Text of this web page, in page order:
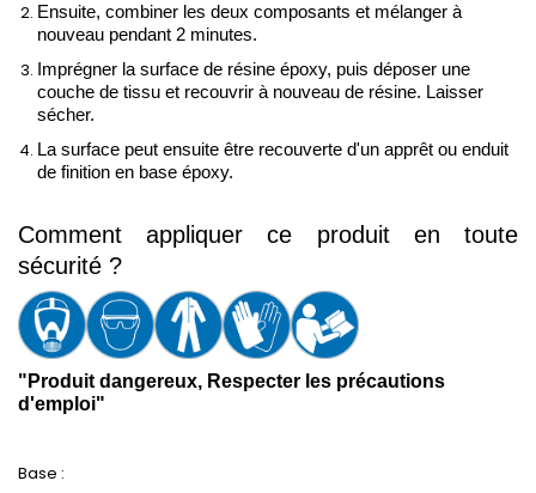
Ensuite, combiner les deux composants et mélanger à
nouveau pendant 2 minutes.
Imprégner la surface de résine époxy, puis déposer une
couche de tissu et recouvrir à nouveau de résine. Laisser
sécher.
La surface peut ensuite être recouverte d'un apprêt ou enduit
de finition en base époxy.
Comment appliquer ce produit en toute
sécurité ?
"Produit dangereux, Respecter les précautions
d'emploi"
Base :